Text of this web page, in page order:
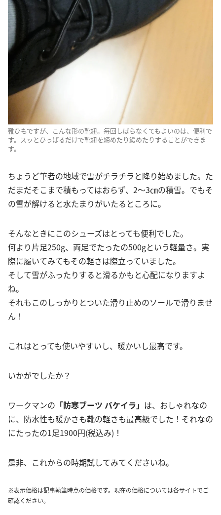
靴ひもですが、こんな形の靴紐。毎回しばらなくてもよいのは、便利で
す。スッとひっぱるだけで靴紐を締めたり緩めたりすることができま
す。
ちょうど筆者の地域で雪がチラチラと降り始めました。た
だまだそこまで積もってはおらず、2～3㎝の積雪。でもそ
の雪が解けると水たまりがいたるところに。
そんなときにこのシューズはとっても便利でした。
何より片足250g、両足でたったの500gという軽量さ。実
際に履いてみてもその軽さは際立っていました。
そして雪がふったりすると滑るかもと心配になりますよ
ね。
それもこのしっかりとついた滑り止めのソールで滑りませ
ん！
これはとっても使いやすいし、暖かいし最高です。
いかがでしたか？
ワークマンの 「防寒ブーツ バケイラ」 は、おしゃれなの
に、防水性も暖かさも靴の軽さも最高級でした！それなの
にたったの1足1900円(税込み)！
是非、これからの時期試してみてくださいね。
※表示価格は記事執筆時点の価格です。現在の価格については各サイトでご
確認ください。